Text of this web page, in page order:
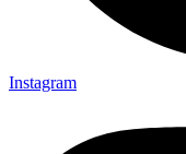
Instagram